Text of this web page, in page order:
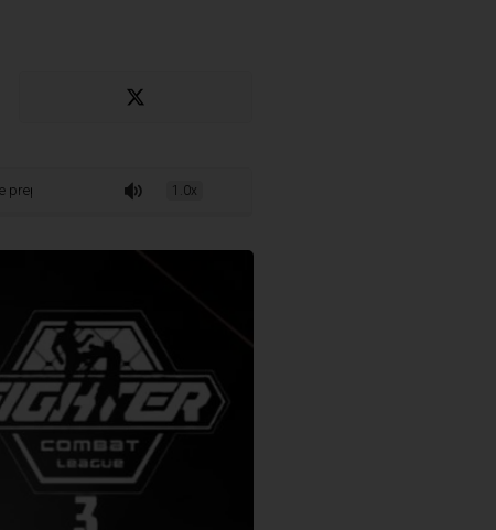
e mostrar todo o trabalho que tenho vindo a desenvolver”
1.0x